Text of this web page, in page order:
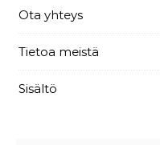
Ota yhteys
Tietoa meistä
Sisältö